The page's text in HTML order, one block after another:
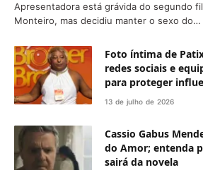
Apresentadora está grávida do segundo
Monteiro, mas decidiu manter o sexo do…
Foto íntima de
redes sociais e
para proteger
13 de julho de 2026
Cassio Gabus
do Amor; entenda
sairá da novela